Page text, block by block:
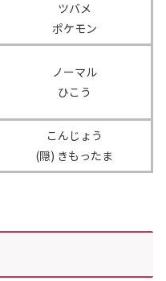
ツバメ
ポケモン
ノーマル
ひこう
こんじょう
(隠) きもったま